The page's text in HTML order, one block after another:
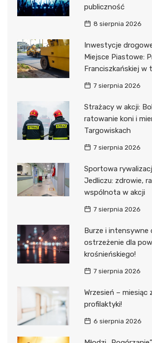
publiczność
8 sierpnia 2026
Inwestycje
Miejsce Piastowe:
Franciszkańskiej w
7 sierpnia 2026
Strażacy w akcji:
ratowanie koni i
Targowiskach
7 sierpnia 2026
Sportowa
Jedliczu: zdrowie,
wspólnota w akcji
7 sierpnia 2026
Burze i intensywne
ostrzeżenie dla
krośnieńskiego!
7 sierpnia 2026
Wrzesień – miesiąc
profilaktyki!
6 sierpnia 2026